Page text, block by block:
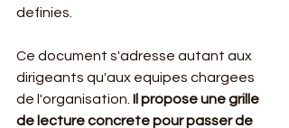
definies.
Ce document s'adresse autant aux
dirigeants qu'aux equipes chargees
de l'organisation. Il propose une grille
de lecture concrete pour passer de